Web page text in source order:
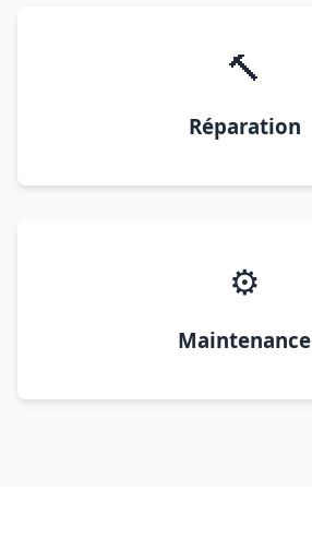
🔨
Réparation
⚙️
Maintenance